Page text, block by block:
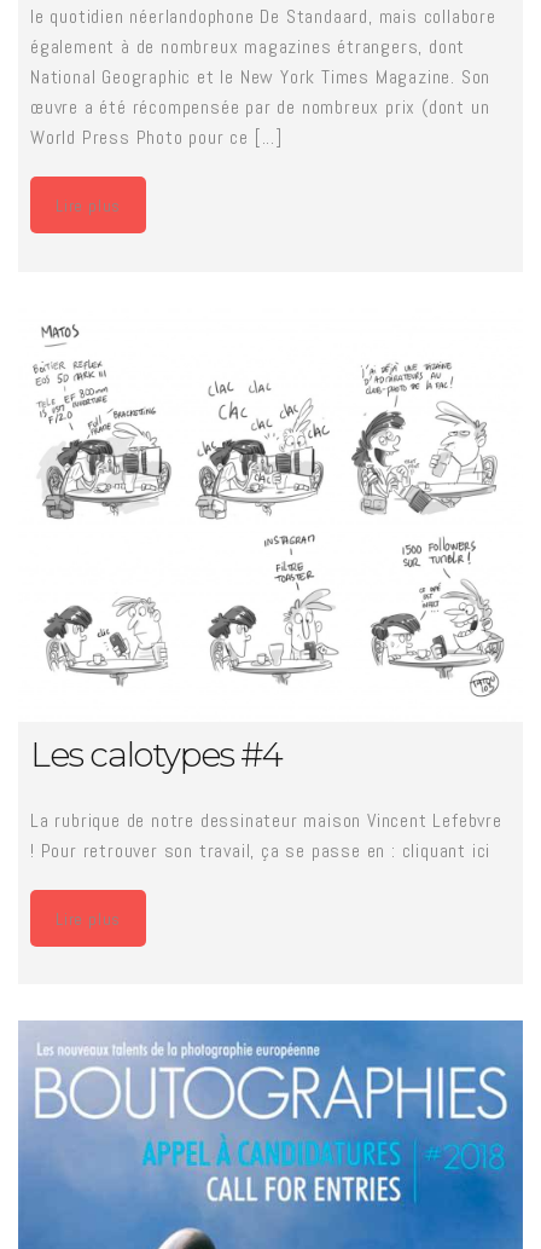
le quotidien néerlandophone De Standaard, mais collabore
également à de nombreux magazines étrangers, dont
National Geographic et le New York Times Magazine. Son
œuvre a été récompensée par de nombreux prix (dont un
World Press Photo pour ce [...]
Lire plus
Les calotypes #4
La rubrique de notre dessinateur maison Vincent Lefebvre
! Pour retrouver son travail, ça se passe en : cliquant ici
Lire plus